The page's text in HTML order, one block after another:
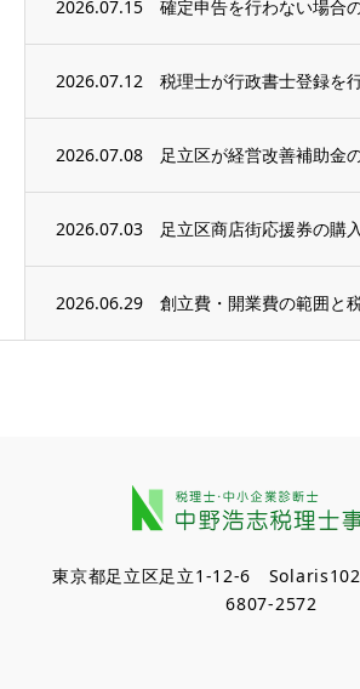
2026.07.15
2026.07.12 税理士が行政書士登録を
2026.07.08 足立区が経営改善補助金
2026.07.03 足立区商店街応援券の購
2026.06.29 創立費・開業費の範囲と
東京都足立区足立1-12-6
6807-2572